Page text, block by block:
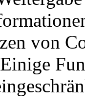
von